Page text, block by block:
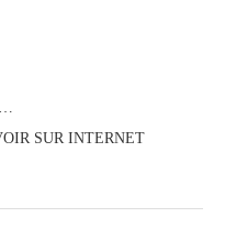
SUR INTERNET